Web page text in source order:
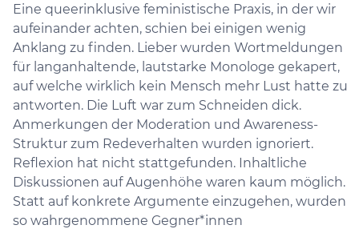
Eine queerinklusive feministische Praxis, in der wir
aufeinander achten, schien bei einigen wenig
Anklang zu finden. Lieber wurden Wortmeldungen
für langanhaltende, lautstarke Monologe gekapert,
auf welche wirklich kein Mensch mehr Lust hatte zu
antworten. Die Luft war zum Schneiden dick.
Anmerkungen der Moderation und Awareness-
Struktur zum Redeverhalten wurden ignoriert.
Reflexion hat nicht stattgefunden. Inhaltliche
Diskussionen auf Augenhöhe waren kaum möglich.
Statt auf konkrete Argumente einzugehen, wurden
so wahrgenommene Gegner*innen